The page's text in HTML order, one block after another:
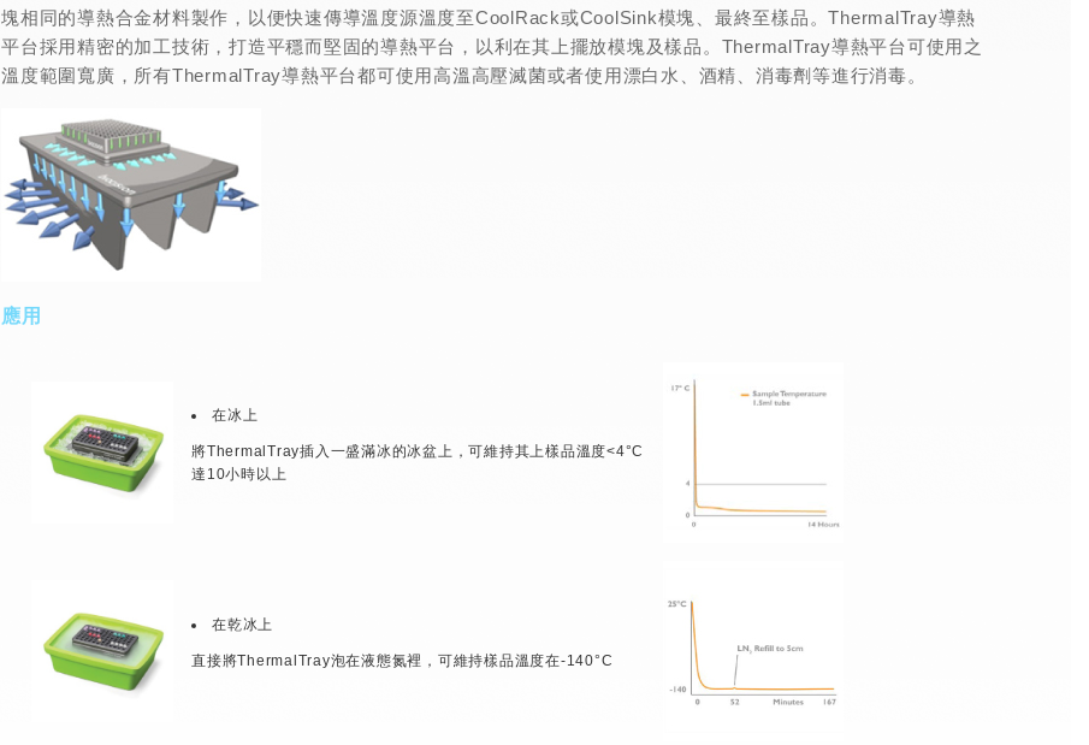
塊相同的導熱合金材料製作，以便快速傳導溫度源溫度至CoolRack或CoolSink模塊、最終至樣品。ThermalTray導熱
平台採用精密的加工技術，打造平穩而堅固的導熱平台，以利在其上擺放模塊及樣品。ThermalTray導熱平台可使用之
溫度範圍寬廣，所有ThermalTray導熱平台都可使用高溫高壓滅菌或者使用漂白水、酒精、消毒劑等進行消毒。
應用
在冰上
將ThermalTray插入一盛滿冰的冰盆上，可維持其上樣品溫度<4°C
達10小時以上
在乾冰上
直接將ThermalTray泡在液態氮裡，可維持樣品溫度在-140°C